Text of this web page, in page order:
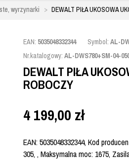
wyrzynarki DEWALT PIŁA UKOSOWA
EAN: 5035048332344 Symbol: AL-
Nr.katalogowy: AL-DWS780+SM-04-
DEWALT PIŁA
ROBOCZY
4 199,00 zł
EAN: 5035048332344, Kod
305, , Maksymalna moc: 1675,